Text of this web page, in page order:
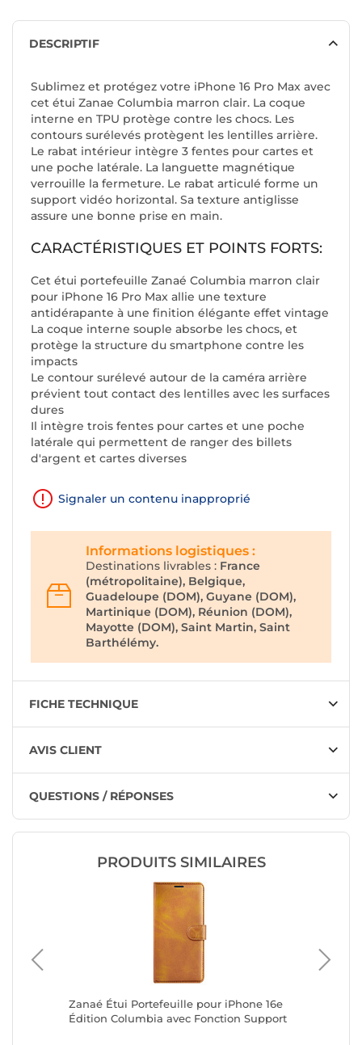
DESCRIPTIF
Sublimez et protégez votre iPhone 16 Pro Max avec
cet étui Zanae Columbia marron clair. La coque
interne en TPU protège contre les chocs. Les
contours surélevés protègent les lentilles arrière.
Le rabat intérieur intègre 3 fentes pour cartes et
une poche latérale. La languette magnétique
verrouille la fermeture. Le rabat articulé forme un
support vidéo horizontal. Sa texture antiglisse
assure une bonne prise en main.
CARACTÉRISTIQUES ET POINTS FORTS:
Cet étui portefeuille Zanaé Columbia marron clair
pour iPhone 16 Pro Max allie une texture
antidérapante à une finition élégante effet vintage
La coque interne souple absorbe les chocs, et
protège la structure du smartphone contre les
impacts
Le contour surélevé autour de la caméra arrière
prévient tout contact des lentilles avec les surfaces
dures
Il intègre trois fentes pour cartes et une poche
latérale qui permettent de ranger des billets
d'argent et cartes diverses
Signaler un contenu inapproprié
Informations logistiques :
Destinations livrables : France
(métropolitaine), Belgique,
Guadeloupe (DOM), Guyane (DOM),
Martinique (DOM), Réunion (DOM),
Mayotte (DOM), Saint Martin, Saint
Barthélémy.
FICHE TECHNIQUE
AVIS CLIENT
QUESTIONS / RÉPONSES
PRODUITS SIMILAIRES
Zanaé Étui Portefeuille pour iPhone 16e
Édition Columbia avec Fonction Support